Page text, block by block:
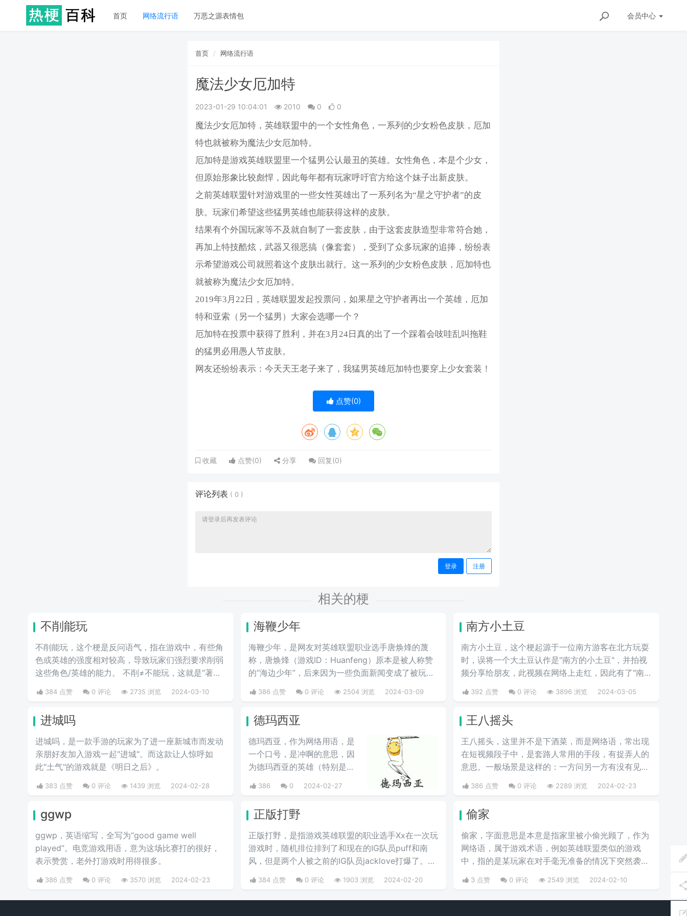
首页 网络流行语 万恶之源表情包 会员中心
首页 网络流行语
魔法少女厄加特
2023-01-29 10:04:01 2010 0 0
魔法少女厄加特，英‌‌‌‌‌‌‌雄联盟中的一个女性角色，一系列的少女粉色皮肤，厄加
特也就被称为魔法少女厄加特。
厄加特是游戏英雄联盟里一个猛男公认最丑的英雄。女性角色，本是个少女，
但原始形象比较彪悍，因此每年都有玩家呼吁官方给这个妹子出新皮肤。
之前英雄联盟针对游戏里的一些女性英雄出了一系列名为“星之守护者”的皮
肤。玩家们希望这些猛男英雄也能获得这样的皮肤。
结果有个外国玩家等不及就自制了一套皮肤，由于这套皮肤造型非常符合她，
再加上特技酷炫，武器又很恶搞（像套套），受到了众多玩家的追捧，纷纷表
示希望游戏公司就照着这个皮肤出就行。这一系列的少女粉色皮肤，厄加特也
就被称为魔法少女厄加特。
2019年3月22日，英雄联盟发起投票问，如果星之守护者再出一个英雄，厄加
特和亚索（另一个猛男）大家会选哪一个？
厄加特在投票中获得了胜利，并在3月24日真的出了一个踩着会吱哇乱叫拖鞋
的猛男必用愚人节皮肤。
网友还纷纷表示：今天天王老子来了，我猛男英雄厄加特也要穿上少女套装！
点赞(0)
收藏 点赞(0) 分享 回复(0)
评论列表 ( 0 )
登录 注册
相关的梗
不削能玩
不削能玩，这个梗是反问语气，指在游戏中，有些角
色或英雄的强度相对较高，导致玩家们强烈要求削弱
这些角色/英雄的能力。 不削≠不能玩，这就是“著名
384 点赞 0 评论 2735 浏览 2024-03-10
海鞭少年
海鞭少年，是网友对英雄联盟职业选手唐焕烽的蔑
称，唐焕烽（游戏ID：Huanfeng）原本是被人称赞
的“海边少年”，后来因为一些负面新闻变成了被玩家
386 点赞 0 评论 2504 浏览 2024-03-09
南方小土豆
南方小土豆，这个梗起源于一位南方游客在北方玩耍
时，误将一个大土豆认作是"南方的小土豆"，并拍视
频分享给朋友，此视频在网络上走红，因此有了"南
方小土豆"这个梗 。
392 点赞 0 评论 3896 浏览 2024-03-05
进城吗
进城吗，是一款手游的玩家为了进一座新城市而发动
亲朋好友加入游戏一起"进城"。而这款让人惊呼如
此"土气"的游戏就是《明日之后》。
383 点赞 0 评论 1439 浏览 2024-02-28
德玛西亚
德玛西亚，作为网络用语，是
一个口号，是冲啊的意思，因
为德玛西亚的英雄（特别是盖
亚”，“德玛西亚万岁”。LOL玩
意为“冲锋”，情绪自然是强烈
地光荣与自豪，且气势满满。
生活中用来表示激动、勇敢前
进、誓死守护心爱之物、犯我
者虽远必诛等心情。因为在玩
家刚接触英雄联盟时，盖伦释
386 0 2024-02-27
王八摇头
王八摇头，这里并不是下酒菜，而是网络语，常出现
在短视频段子中，是套路人常用的手段，有捉弄人的
意思。一般场景是这样的：一方问另一方有没有见过
王八摇头，另一方通常都是摇头表示没有，间接承认
了自己就是王八，于是就达到了捉弄人的效果。
386 点赞 0 评论 2289 浏览 2024-02-23
ggwp
ggwp，英‌‌‌‌‌‌‌‌‌‌‌语缩写，全写为“good game well
played”。电竞游戏用语，意为这场比赛打的很好，
表示赞赏，老外打游戏时用得很多。
386 点赞 0 评论 3570 浏览 2024-02-23
正版打野
正版打野，是指游戏英雄联盟的职业选手Xx在一次玩
游戏时，随机排位排到了和现在的IG队员puff和南
风，但是两个人被之前的IG队员jacklove打爆了。然
后Xx就在公平嘲讽：盗版打不过正版。但是之后Xx
在一些比赛里多次表现不佳，就被网友调侃：这就是
正版打野。
384 点赞 0 评论 1903 浏览 2024-02-20
偷家
偷家，字面意思是本意是指家里被小偷光顾了，作为
网络语，属于游戏术语，例如英雄联盟类似的游戏
中，指的是某玩家在对手毫无准备的情况下突然袭击
对手的塔甚至水晶，从而获得胜利。然而，由于这种
方式可能带有偶然性，因此是否合法或在比赛中是否
可用常常成为讨论的话题。一般来说，熟练的玩家不
3 点赞 0 评论 2549 浏览 2024-02-10